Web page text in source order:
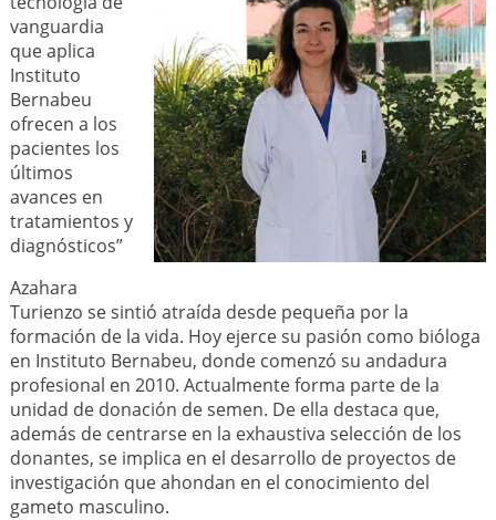
vanguardia
que aplica
Instituto
Bernabeu
ofrecen a los
pacientes los
últimos
avances en
tratamientos y
diagnósticos”
Azahara
Turienzo se sintió atraída desde pequeña por la
formación de la vida. Hoy ejerce su pasión como bióloga
en Instituto Bernabeu, donde comenzó su andadura
profesional en 2010. Actualmente forma parte de la
unidad de donación de semen. De ella destaca que,
además de centrarse en la exhaustiva selección de los
donantes, se implica en el desarrollo de proyectos de
investigación que ahondan en el conocimiento del
gameto masculino.